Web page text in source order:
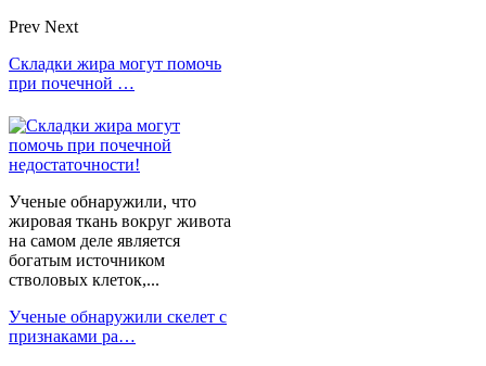
Prev Next
Складки жира могут помочь
при почечной …
Ученые обнаружили, что
жировая ткань вокруг живота
на самом деле является
богатым источником
стволовых клеток,...
Ученые обнаружили скелет с
признаками ра…